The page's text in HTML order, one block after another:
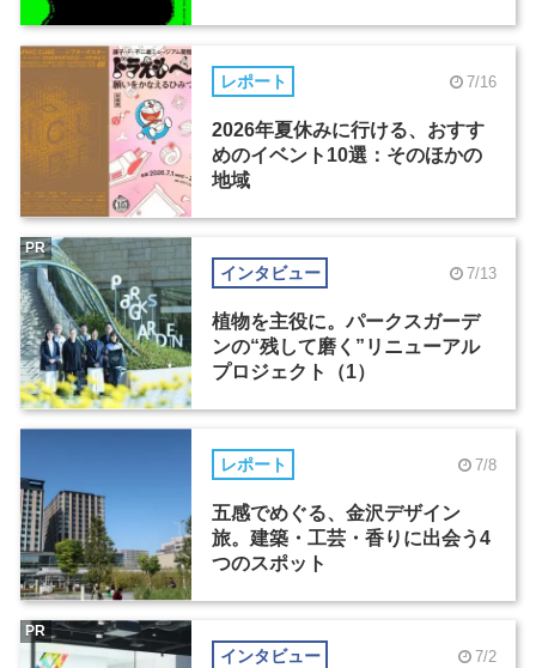
レポート 7/16
2026年夏休みに行ける、おすす
めのイベント10選：そのほかの
地域
インタビュー 7/13
植物を主役に。パークスガーデ
ンの“残して磨く”リニューアル
プロジェクト（1）
PR
レポート 7/8
五感でめぐる、金沢デザイン
旅。建築・工芸・香りに出会う4
つのスポット
インタビュー 7/2
PR